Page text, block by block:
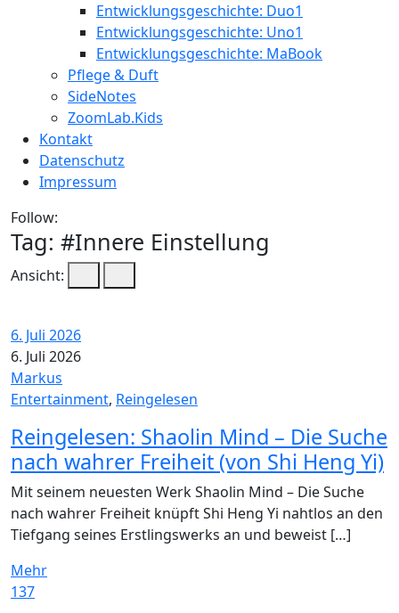
Entwicklungsgeschichte: Duo1
Entwicklungsgeschichte: Uno1
Entwicklungsgeschichte: MaBook
Pflege & Duft
SideNotes
ZoomLab.Kids
Kontakt
Datenschutz
Impressum
Follow:
Tag: #Innere Einstellung
Ansicht:
6. Juli 2026
6. Juli 2026
Markus
Entertainment, Reingelesen
Reingelesen: Shaolin Mind – Die Suche
nach wahrer Freiheit (von Shi Heng Yi)
Mit seinem neuesten Werk Shaolin Mind – Die Suche
nach wahrer Freiheit knüpft Shi Heng Yi nahtlos an den
Tiefgang seines Erstlingswerks an und beweist […]
Mehr
137